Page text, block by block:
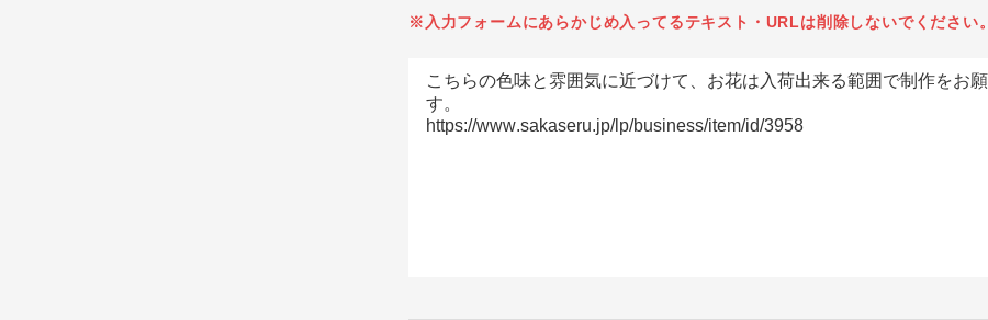
※入力フォームにあらかじめ入ってるテキスト・URLは削除しないでください。